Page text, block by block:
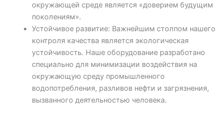
окружающей среде является «доверием будущим
поколениям».
Устойчивое развитие: Важнейшим столпом нашего
контроля качества является экологическая
устойчивость. Наше оборудование разработано
специально для минимизации воздействия на
окружающую среду промышленного
водопотребления, разливов нефти и загрязнения,
вызванного деятельностью человека.